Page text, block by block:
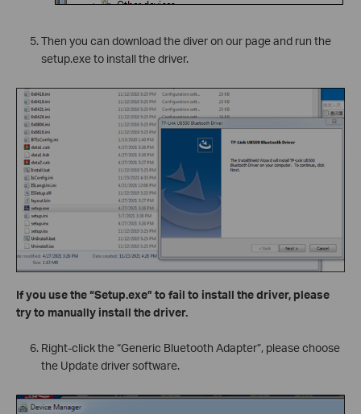
Then you can download the diver on our page and run the
setup.exe to install the driver.
If you use the “Setup.exe” to fail to install the driver, please
try to manually install the driver.
Right-click the “Generic Bluetooth Adapter”, please choose
the Update driver software.